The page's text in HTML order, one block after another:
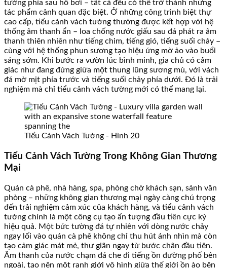
tường phía sau hồ bơi – tất cả đều có thể trở thành những
tác phẩm cảnh quan đặc biệt. Ở những công trình biệt thự
cao cấp, tiểu cảnh vách tường thường được kết hợp với hệ
thống âm thanh ẩn – loa chống nước giấu sau đá phát ra âm
thanh thiên nhiên như tiếng chim, tiếng gió, tiếng suối chảy –
cùng với hệ thống phun sương tạo hiệu ứng mờ ảo vào buổi
sáng sớm. Khi bước ra vườn lúc bình minh, gia chủ có cảm
giác như đang đứng giữa một thung lũng sương mù, với vách
đá mờ mịt phía trước và tiếng suối chảy phía dưới. Đó là trải
nghiệm mà chỉ tiểu cảnh vách tường mới có thể mang lại.
Tiểu Cảnh Vách Tường - Hình 20
Tiểu Cảnh Vách Tường Trong Không Gian Thương
Mại
Quán cà phê, nhà hàng, spa, phòng chờ khách sạn, sảnh văn
phòng – những không gian thương mại ngày càng chú trọng
đến trải nghiệm cảm xúc của khách hàng, và tiểu cảnh vách
tường chính là một công cụ tạo ấn tượng đầu tiên cực kỳ
hiệu quả. Một bức tường đá tự nhiên với dòng nước chảy
ngay lối vào quán cà phê không chỉ thu hút ánh nhìn mà còn
tạo cảm giác mát mẻ, thư giãn ngay từ bước chân đầu tiên.
Âm thanh của nước chạm đá che đi tiếng ồn đường phố bên
ngoài, tạo nên một ranh giới vô hình giữa thế giới ồn ào bên